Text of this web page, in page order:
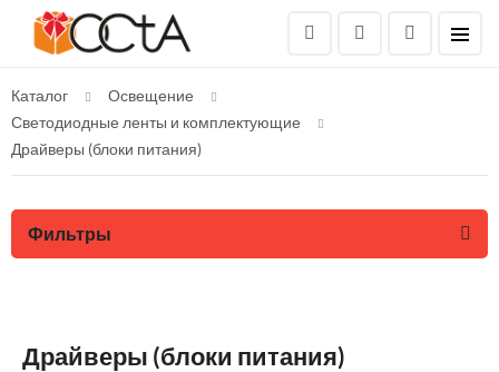
Каталог
Освещение
Светодиодные ленты и комплектующие
Драйверы (блоки питания)
Фильтры
Драйверы (блоки питания)